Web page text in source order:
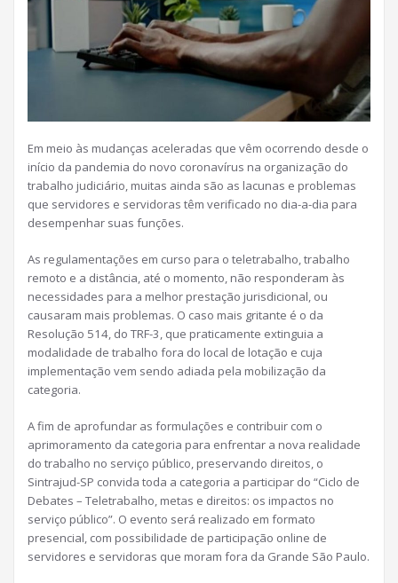
Em meio às mudanças aceleradas que vêm ocorrendo desde o
início da pandemia do novo coronavírus na organização do
trabalho judiciário, muitas ainda são as lacunas e problemas
que servidores e servidoras têm verificado no dia-a-dia para
desempenhar suas funções.
As regulamentações em curso para o teletrabalho, trabalho
remoto e a distância, até o momento, não responderam às
necessidades para a melhor prestação jurisdicional, ou
causaram mais problemas. O caso mais gritante é o da
Resolução 514, do TRF-3, que praticamente extinguia a
modalidade de trabalho fora do local de lotação e cuja
implementação vem sendo adiada pela mobilização da
categoria.
A fim de aprofundar as formulações e contribuir com o
aprimoramento da categoria para enfrentar a nova realidade
do trabalho no serviço público, preservando direitos, o
Sintrajud-SP convida toda a categoria a participar do “Ciclo de
Debates – Teletrabalho, metas e direitos: os impactos no
serviço público”. O evento será realizado em formato
presencial, com possibilidade de participação online de
servidores e servidoras que moram fora da Grande São Paulo.